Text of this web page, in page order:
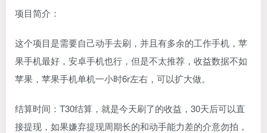
项目简介：
这个项目是需要自己动手去刷，并且有多余的工作手机，苹
果手机最好，安卓手机也行，但是不太推荐，收益数据不如
苹果，苹果手机单机一小时6r左右，可以扩大做。
结算时间：T30结算，就是今天刷了的收益，30天后可以直
接提现，如果嫌弃提现周期长的和动手能力差的介意勿拍，